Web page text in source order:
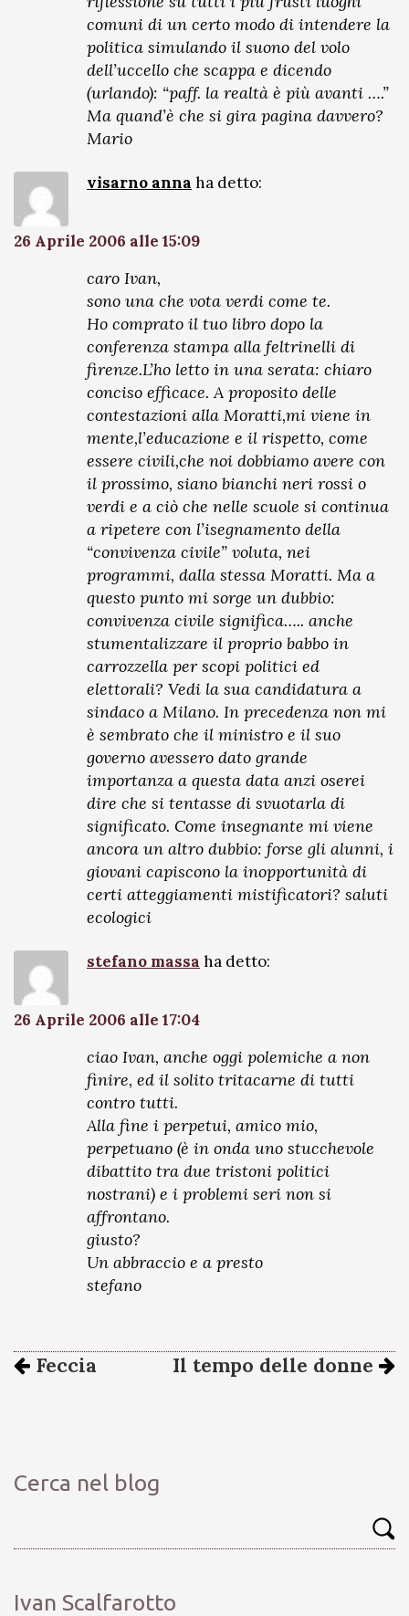
comuni di un certo modo di intendere la
politica simulando il suono del volo
dell’uccello che scappa e dicendo
(urlando): “paff. la realtà è più avanti ….”
Ma quand’è che si gira pagina davvero?
Mario
visarno anna ha detto:
26 Aprile 2006 alle 15:09
caro Ivan,
sono una che vota verdi come te.
Ho comprato il tuo libro dopo la
conferenza stampa alla feltrinelli di
firenze.L’ho letto in una serata: chiaro
conciso efficace. A proposito delle
contestazioni alla Moratti,mi viene in
mente,l’educazione e il rispetto, come
essere civili,che noi dobbiamo avere con
il prossimo, siano bianchi neri rossi o
verdi e a ciò che nelle scuole si continua
a ripetere con l’isegnamento della
“convivenza civile” voluta, nei
programmi, dalla stessa Moratti. Ma a
questo punto mi sorge un dubbio:
convivenza civile significa….. anche
stumentalizzare il proprio babbo in
carrozzella per scopi politici ed
elettorali? Vedi la sua candidatura a
sindaco a Milano. In precedenza non mi
è sembrato che il ministro e il suo
governo avessero dato grande
importanza a questa data anzi oserei
dire che si tentasse di svuotarla di
significato. Come insegnante mi viene
ancora un altro dubbio: forse gli alunni, i
giovani capiscono la inopportunità di
certi atteggiamenti mistificatori? saluti
ecologici
stefano massa ha detto:
26 Aprile 2006 alle 17:04
ciao Ivan, anche oggi polemiche a non
finire, ed il solito tritacarne di tutti
contro tutti.
Alla fine i perpetui, amico mio,
perpetuano (è in onda uno stucchevole
dibattito tra due tristoni politici
nostrani) e i problemi seri non si
affrontano.
giusto?
Un abbraccio e a presto
stefano
Feccia Il tempo delle donne
Cerca nel blog
Ivan Scalfarotto